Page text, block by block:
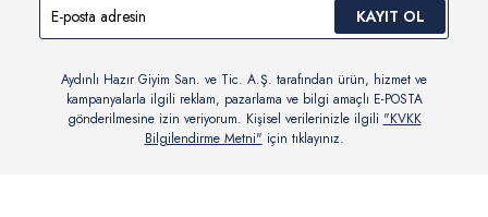
KAYIT OL
Aydınlı Hazır Giyim San. ve Tic. A.Ş. tarafından ürün, hizmet ve
kampanyalarla ilgili reklam, pazarlama ve bilgi amaçlı E-POSTA
gönderilmesine izin veriyorum. Kişisel verilerinizle ilgili "KVKK
Bilgilendirme Metni" için tıklayınız.